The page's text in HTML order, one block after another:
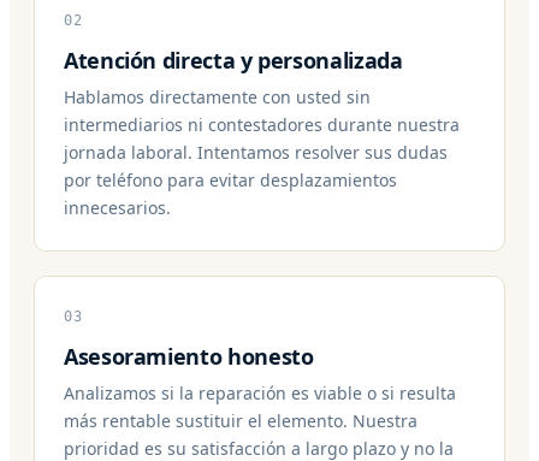
02
Atención directa y personalizada
Hablamos directamente con usted sin
intermediarios ni contestadores durante nuestra
jornada laboral. Intentamos resolver sus dudas
por teléfono para evitar desplazamientos
innecesarios.
03
Asesoramiento honesto
Analizamos si la reparación es viable o si resulta
más rentable sustituir el elemento. Nuestra
prioridad es su satisfacción a largo plazo y no la